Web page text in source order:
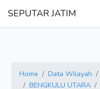
SEPUTAR JATIM
Home Data Wilayah
BENGKULU UTARA